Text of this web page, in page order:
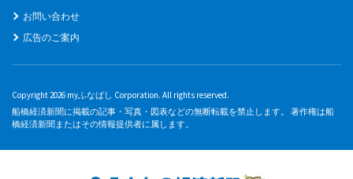
お問い合わせ
広告のご案内
Copyright 2026 myふなばし Corporation. All rights reserved.
船橋経済新聞に掲載の記事・写真・図表などの無断転載を禁止します。 著作権は船
橋経済新聞またはその情報提供者に属します。